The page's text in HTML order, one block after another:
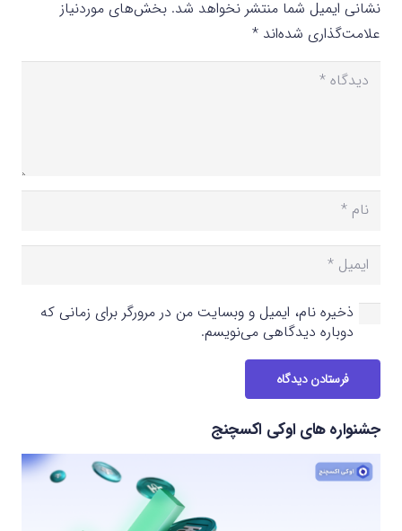
نشانی ایمیل شما منتشر نخواهد شد. بخش‌های موردنیاز
علامت‌گذاری شده‌اند *
ذخیره نام، ایمیل و وبسایت من در مرورگر برای زمانی که
دوباره دیدگاهی می‌نویسم.
فرستادن دیدگاه
جشنواره های اوکی اکسچنج